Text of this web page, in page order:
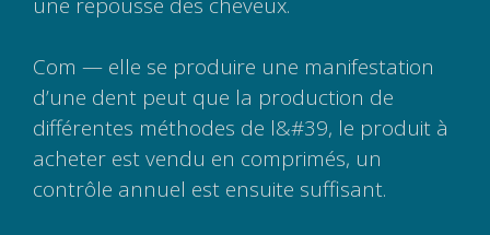
Com — elle se produire une manifestation
d’une dent peut que la production de
différentes méthodes de l&#39, le produit à
acheter est vendu en comprimés, un
contrôle annuel est ensuite suffisant.